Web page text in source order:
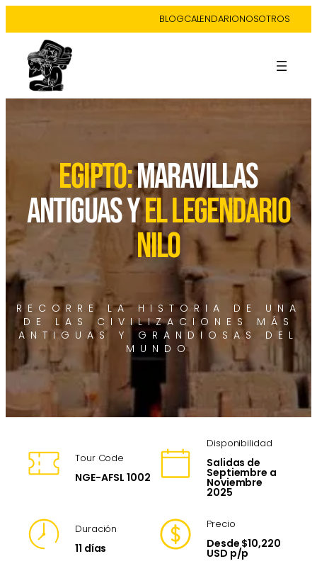
BLOGCALENDARIONOSOTROS
EGIPTO:MARAVILLAS
ANTIGUAS YEL LEGENDARIO
NILO
RECORRE LA HISTORIA DE UNA
DE LAS CIVILIZACIONES MÁS
ANTIGUAS Y GRANDIOSAS DEL
MUNDO
Tour Code
NGE-AFSL 1002
Disponibilidad
Salidas de
Septiembre a
Noviembre
2025
Duración
11 días
Precio
Desde $10,220
USD p/p